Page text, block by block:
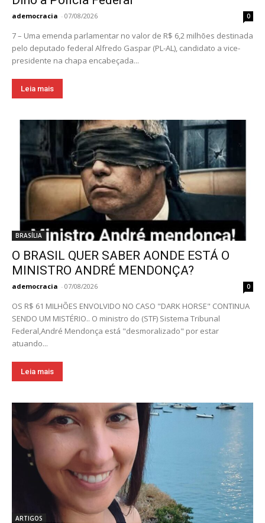
ademocracia - 07/08/2026 0
7 – Uma emenda parlamentar no valor de R$ 6,2 milhões destinada
pelo deputado federal Alfredo Gaspar (PL-AL), candidato a vice-
presidente na chapa encabeçada...
Leia mais
BRASÍLIA
O BRASIL QUER SABER AONDE ESTÁ O
MINISTRO ANDRÉ MENDONÇA?
ademocracia - 07/08/2026 0
OS R$ 61 MILHÕES ENVOLVIDO NO CASO "DARK HORSE" CONTINUA
SENDO UM MISTÉRIO.. O ministro do (STF) Sistema Tribunal
Federal,André Mendonça está "desmoralizado" por estar
atuando...
Leia mais
ARTIGOS